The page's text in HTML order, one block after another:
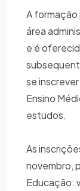
A formação
área
e é
se
Ensino
estudos.
As
novembro,
Educação: